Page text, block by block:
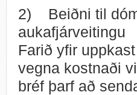
2) Beiðni til
aukafjárveitingu
Farið yfir
vegna kostnaði
bréf þarf að